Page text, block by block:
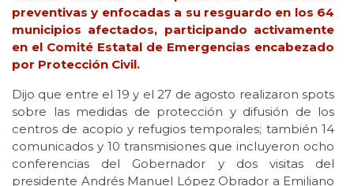
preventivas y enfocadas a su resguardo en los 64
municipios afectados, participando activamente
en el Comité Estatal de Emergencias encabezado
por Protección Civil.
Dijo que entre el 19 y el 27 de agosto realizaron spots
sobre las medidas de protección y difusión de los
centros de acopio y refugios temporales; también 14
comunicados y 10 transmisiones que incluyeron ocho
conferencias del Gobernador y dos visitas del
presidente Andrés Manuel López Obrador a Emiliano